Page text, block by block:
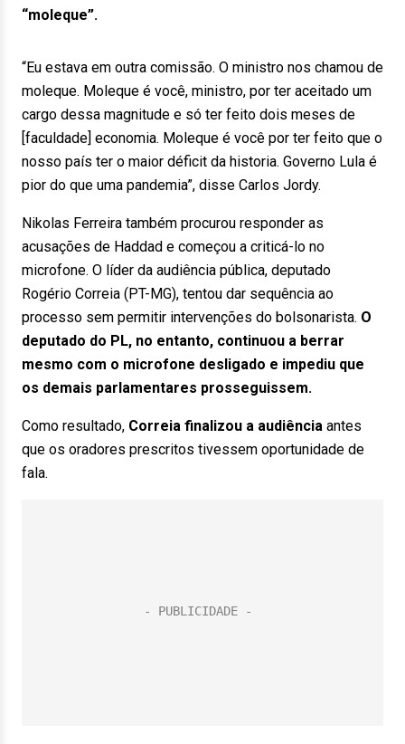
“moleque”.
“Eu estava em outra comissão. O ministro nos chamou de
moleque. Moleque é você, ministro, por ter aceitado um
cargo dessa magnitude e só ter feito dois meses de
[faculdade] economia. Moleque é você por ter feito que o
nosso país ter o maior déficit da historia. Governo Lula é
pior do que uma pandemia”, disse Carlos Jordy.
Nikolas Ferreira também procurou responder as
acusações de Haddad e começou a criticá-lo no
microfone. O líder da audiência pública, deputado
Rogério Correia (PT-MG), tentou dar sequência ao
processo sem permitir intervenções do bolsonarista. O
deputado do PL, no entanto, continuou a berrar
mesmo com o microfone desligado e impediu que
os demais parlamentares prosseguissem.
Como resultado, Correia finalizou a audiência antes
que os oradores prescritos tivessem oportunidade de
fala.